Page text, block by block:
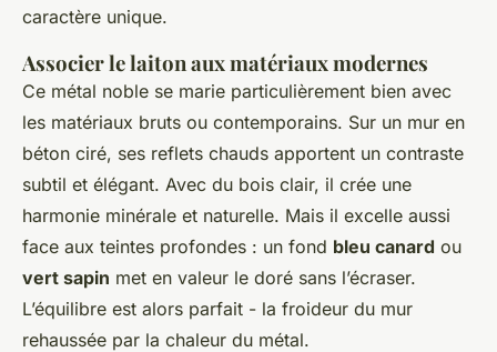
caractère unique.
Associer le laiton aux matériaux modernes
Ce métal noble se marie particulièrement bien avec
les matériaux bruts ou contemporains. Sur un mur en
béton ciré, ses reflets chauds apportent un contraste
subtil et élégant. Avec du bois clair, il crée une
harmonie minérale et naturelle. Mais il excelle aussi
face aux teintes profondes : un fond bleu canard ou
vert sapin met en valeur le doré sans l’écraser.
L’équilibre est alors parfait - la froideur du mur
rehaussée par la chaleur du métal.